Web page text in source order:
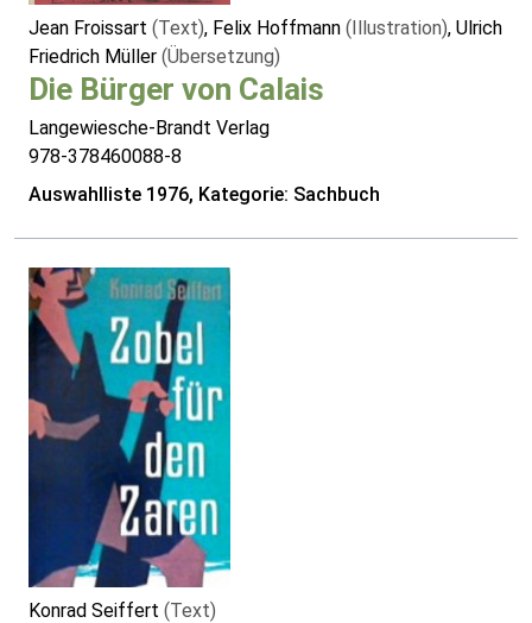
Jean Froissart (Text), Felix Hoffmann (Illustration), Ulrich
Friedrich Müller (Übersetzung)
Die Bürger von Calais
Langewiesche-Brandt Verlag
978-378460088-8
Auswahlliste 1976, Kategorie: Sachbuch
Konrad Seiffert (Text)